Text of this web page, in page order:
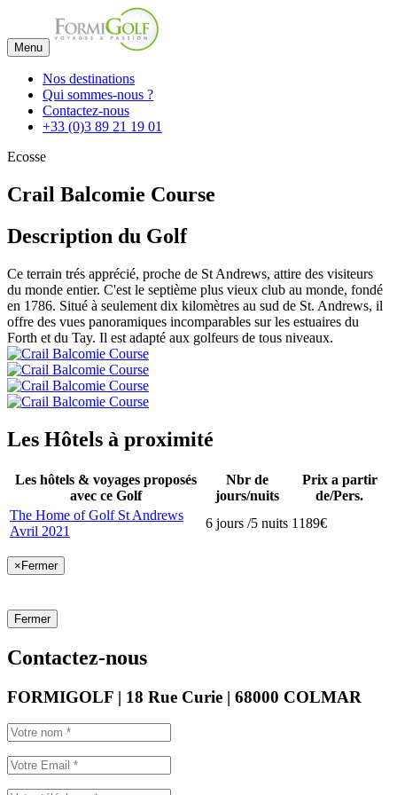
Menu
Nos destinations
Qui sommes-nous ?
Contactez-nous
+33 (0)3 89 21 19 01
Ecosse
Crail Balcomie Course
Description du Golf
Ce terrain trés apprécié, proche de St Andrews, attire des visiteurs
du monde entier. C'est le septième plus vieux club au monde, fondé
en 1786. Situé à seulement dix kilomètres au sud de St. Andrews, il
offre des vues panoramiques incomparables sur les estuaires du
Forth et du Tay. Il est adapté aux golfeurs de tous niveaux.
Les Hôtels à proximité
Les hôtels & voyages proposés
avec ce Golf
Nbr de
jours/nuits
Prix a partir
de/Pers.
The Home of Golf St Andrews
Avril 2021
6 jours /5 nuits 1189€
×Fermer
Fermer
Contactez-nous
FORMIGOLF | 18 Rue Curie | 68000 COLMAR